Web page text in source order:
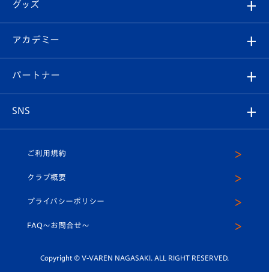
チケット
イベント
メディア
ホームタウン
スタッフプロフィール
マスコット紹介
平和祈念活動
ホームタウン活動
Revive Team
ヴィヴィくんの長崎おもてなしガイド
フォトギャラリー
スタジアムグルメ
V-LOVERS（ファンクラブ）
プレイヤーズスイート
グッズ
オンラインショップ
店舗情報
アカデミー
育成からのお知らせ
U-18
スクール
パートナー
SNS
ヴィヴィくんインスタグラム
公式LINE＠
ご利用規約
クラブ概要
プライバシーポリシー
FAQ〜お問合せ〜
Copyright © V-VAREN NAGASAKI. ALL RIGHT RESERVED.